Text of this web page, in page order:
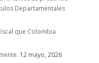
Departamentales
que Colombia
12 mayo, 2026